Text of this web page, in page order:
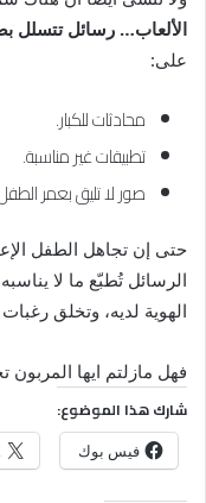
الألعاب… رسائل تتسلل
على:
محادثات للكبار.
تطبيقات غير مناسبة.
صور لا تليق بعمر
حتى إن تجاهل الطفل
الرسائل تُطبّع ما لا
الهوية لديه، وتخلق
فهل مازلتم ايها
شارك هذا الموضوع:
فيس بوك